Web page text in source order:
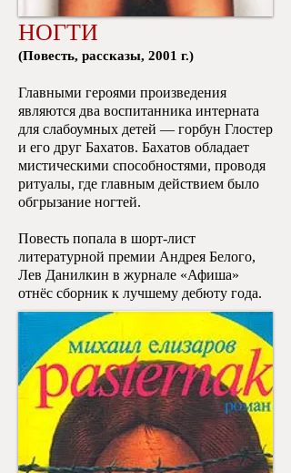
НОГТИ
​(Повесть, рассказы, 2001 г.)
Главными героями произведения
являются два воспитанника интерната
для слабоумных детей — горбун Глостер
и его друг Бахатов. Бахатов обладает
мистическими способностями, проводя
ритуалы, где главным действием было
обгрызание ногтей.
Повесть попала в шорт-лист
литературной премии Андрея Белого,
Лев Данилкин в журнале «Афиша»
отнёс сборник к лучшему дебюту года.